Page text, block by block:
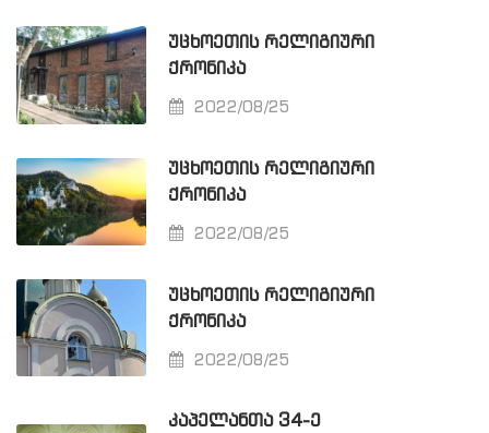
ᲣᲪᲮᲝᲔᲗᲘᲡ ᲠᲔᲚᲘᲒᲘᲣᲠᲘ
ᲥᲠᲝᲜᲘᲙᲐ
2022/08/25
ᲣᲪᲮᲝᲔᲗᲘᲡ ᲠᲔᲚᲘᲒᲘᲣᲠᲘ
ᲥᲠᲝᲜᲘᲙᲐ
2022/08/25
ᲣᲪᲮᲝᲔᲗᲘᲡ ᲠᲔᲚᲘᲒᲘᲣᲠᲘ
ᲥᲠᲝᲜᲘᲙᲐ
2022/08/25
ᲙᲐᲞᲔᲚᲐᲜᲗᲐ 34-Ე